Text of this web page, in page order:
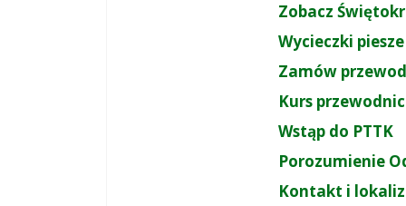
Zobacz
Wycieczki piesze
Zamów
Kurs
Wstąp do PTTK
Porozumienie
Kontakt i